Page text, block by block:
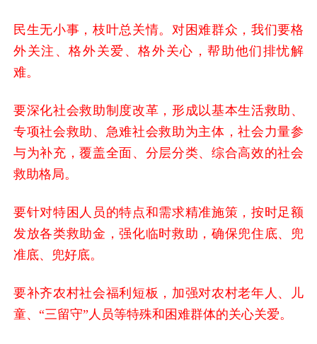
民生无小事，枝叶总关情。对困难群众，我们要格
外关注、格外关爱、格外关心，帮助他们排忧解
难。
要深化社会救助制度改革，形成以基本生活救助、
专项社会救助、急难社会救助为主体，社会力量参
与为补充，覆盖全面、分层分类、综合高效的社会
救助格局。
要针对特困人员的特点和需求精准施策，按时足额
发放各类救助金，强化临时救助，确保兜住底、兜
准底、兜好底。
要补齐农村社会福利短板，加强对农村老年人、儿
童、“三留守”人员等特殊和困难群体的关心关爱。